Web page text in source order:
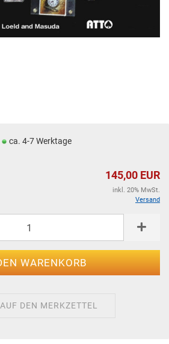
ca. 4-7 Werktage
145,00 EUR
inkl. 20% MwSt.
Versand
AUF DEN MERKZETTEL